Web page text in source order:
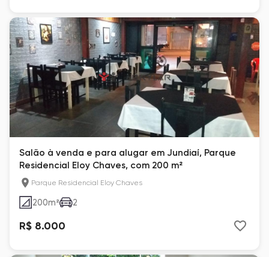
Salão à venda e para alugar em Jundiaí, Parque
Residencial Eloy Chaves, com 200 m²
Parque Residencial Eloy Chaves
200m² 2
R$ 8.000